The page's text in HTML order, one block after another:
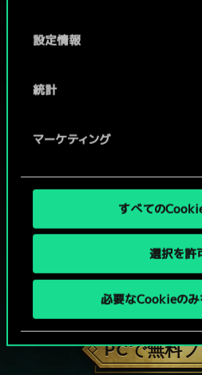
設定情報
統計
マーケティング
すべての
選択を許
必要なCookieのみ
グウェントでひと
か？
PCで無料